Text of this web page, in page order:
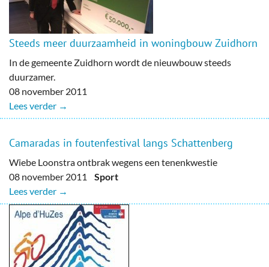
Steeds meer duurzaamheid in woningbouw Zuidhorn
In de gemeente Zuidhorn wordt de nieuwbouw steeds
duurzamer.
08 november 2011
Lees verder →
Camaradas in foutenfestival langs Schattenberg
Wiebe Loonstra ontbrak wegens een tenenkwestie
08 november 2011 Sport
Lees verder →